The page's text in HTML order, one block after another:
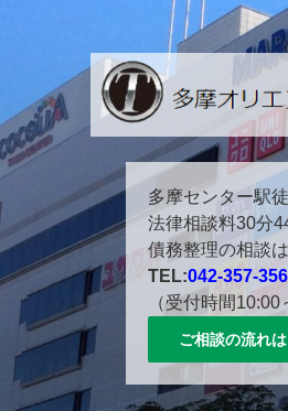
多摩センター駅
多摩センター駅
法律相談料30分
債務整理の相談
TEL:042-357-
（受付時間10:00
ご相談の流れ